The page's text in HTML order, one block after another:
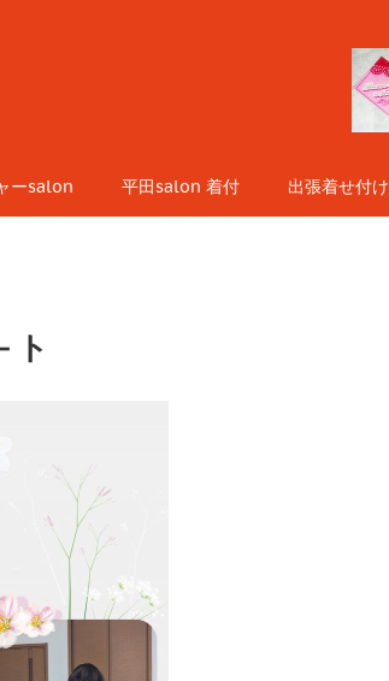
ーsalon 平田salon 着付 出張着せ付け
ト